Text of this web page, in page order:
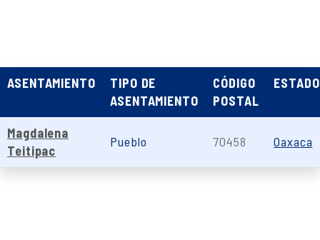
ASENTAMIENTO
TIPO DE
ASENTAMIENTO
CÓDIGO
POSTAL
ESTADO
Magdalena
Teitipac
Pueblo 70458 Oaxaca